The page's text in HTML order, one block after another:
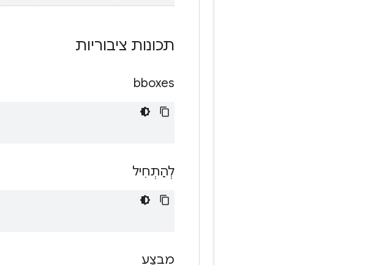
תכונות ציבוריות
bboxes
לְהַתְחִיל
מִבצָע